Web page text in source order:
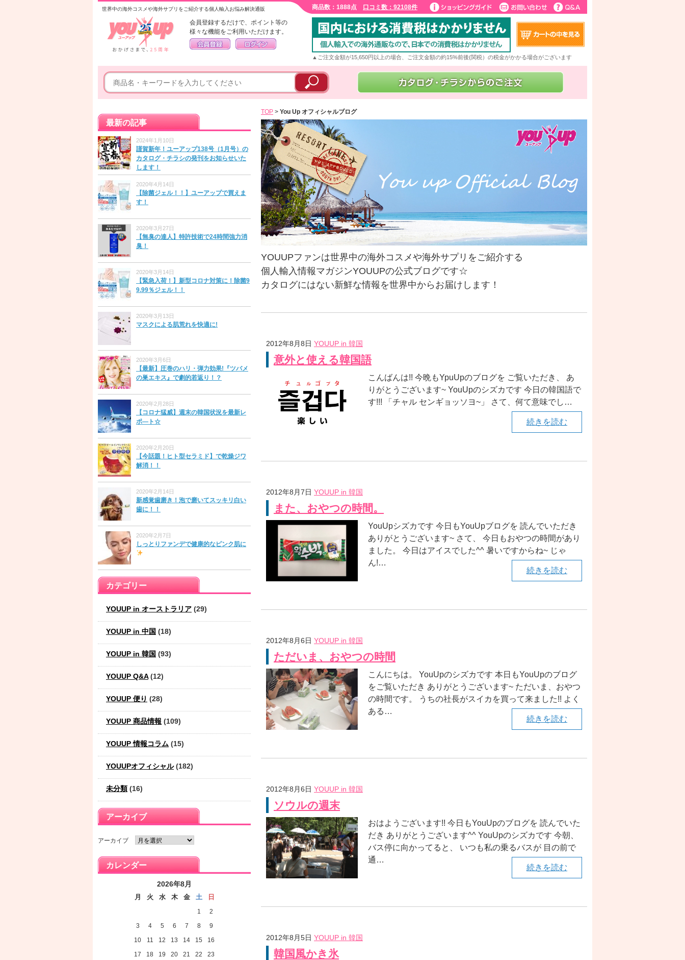
世界中の海外コスメや海外サプリをご紹介する個人輸入お悩み解決通販 商品数：1888点 口コミ数：92108件
会員登録するだけで、ポイント等の
様々な機能をご利用いただけます。
▲ご注文金額が15,650円以上の場合、ご注文金額の約15%前後(関税）の税金がかかる場合がございます
最新の記事
謹賀新年！ユーアップ138号（1月号）の
カタログ・チラシの発刊をお知らせいた
します！
2024年1月10日
【除菌ジェル！！】ユーアップで買えま
す！
2020年4月14日
【無臭の達人】特許技術で24時間強力消
臭！
2020年3月27日
【緊急入荷！】新型コロナ対策に！除菌9
9.99％ジェル！！
2020年3月14日
マスクによる肌荒れを快適に!
2020年3月13日
【最新】圧巻のハリ・弾力効果!『ツバメ
の巣エキス』で劇的若返り！？
2020年3月6日
【コロナ猛威】週末の韓国状況を最新レ
ポ―ト☆
2020年2月28日
【今話題！ヒト型セラミド】で乾燥ジワ
解消！！
2020年2月20日
新感覚歯磨き！泡で磨いてスッキリ白い
歯に！！
2020年2月14日
しっとりファンデで健康的なピンク肌に
2020年2月7日
カテゴリー
YOUUP in オーストラリア (29)
YOUUP in 中国 (18)
YOUUP in 韓国 (93)
YOUUP Q&A(12)
YOUUP 便り (28)
YOUUP 商品情報 (109)
YOUUP 情報コラム (15)
YOUUPオフィシャル(182)
未分類 (16)
アーカイブ
アーカイブ
カレンダー
2026年8月
月 火 水 木 金 土 日
1
2
3
4 5 6 7 8
9
10
11 12 13 14 15
16
17
18 19 20 21 22
23
TOP > You Up オフィシャルブログ
YOUUPファンは世界中の海外コスメや海外サプリをご紹介する
個人輸入情報マガジンYOUUPの公式ブログです☆
カタログにはない新鮮な情報を世界中からお届けします！
2012年8月8日 YOUUP in 韓国
意外と使える韓国語
こんばんは!! 今晩もYpuUpのブログを ご覧いただき、 あ
りがとうございます~ YouUpのシズカです 今日の韓国語で
す!!! 「チャル センギョッソヨ~」 さて、何て意味でし…
続きを読む
2012年8月7日 YOUUP in 韓国
また、おやつの時間。
YouUpシズカです 今日もYouUpブログを 読んでいただき
ありがとうございます~ さて、 今日もおやつの時間があり
ました。 今日はアイスでした^^ 暑いですからね~ じゃ
ん!…
続きを読む
2012年8月6日 YOUUP in 韓国
ただいま、おやつの時間
こんにちは。 YouUpのシズカです 本日もYouUpのブログ
をご覧いただき ありがとうございます~ ただいま、おやつ
の時間です。 うちの社長がスイカを買って来ました!! よく
ある…
続きを読む
2012年8月6日 YOUUP in 韓国
ソウルの週末
おはようございます!! 今日もYouUpのブログを 読んでいた
だき ありがとうございます^^ YouUpのシズカです 今朝、
バス停に向かってると、 いつも私の乗るバスが 目の前で
通…
続きを読む
2012年8月5日 YOUUP in 韓国
韓国風かき氷